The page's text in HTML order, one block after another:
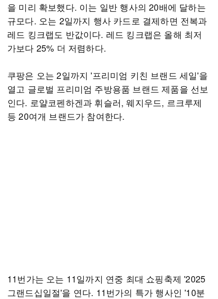
을 미리 확보했다. 이는 일반 행사의 20배에 달하는
규모다. 오는 2일까지 행사 카드로 결제하면 전복과
레드 킹크랩도 반값이다. 레드 킹크랩은 올해 최저
가보다 25% 더 저렴하다.
쿠팡은 오는 2일까지 '프리미엄 키친 브랜드 세일'을
열고 글로벌 프리미엄 주방용품 브랜드 제품을 선보
인다. 로얄코펜하겐과 휘슬러, 웨지우드, 르크루제
등 20여개 브랜드가 참여한다.
11번가는 오는 11일까지 연중 최대 쇼핑축제 '2025
그랜드십일절'을 연다. 11번가의 특가 행사인 '10분